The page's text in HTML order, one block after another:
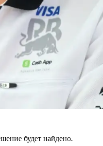
будет найдено.